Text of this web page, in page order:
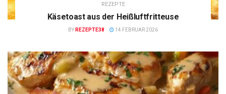
REZEPTE
Käsetoast aus der Heißluftfritteuse
BY REZEPTE38 14 FEBRUAR 2026